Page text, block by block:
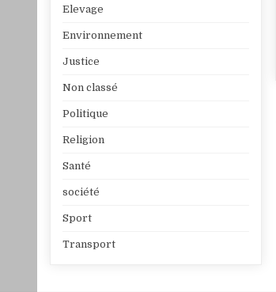
Elevage
Environnement
Justice
Non classé
Politique
Religion
Santé
société
Sport
Transport